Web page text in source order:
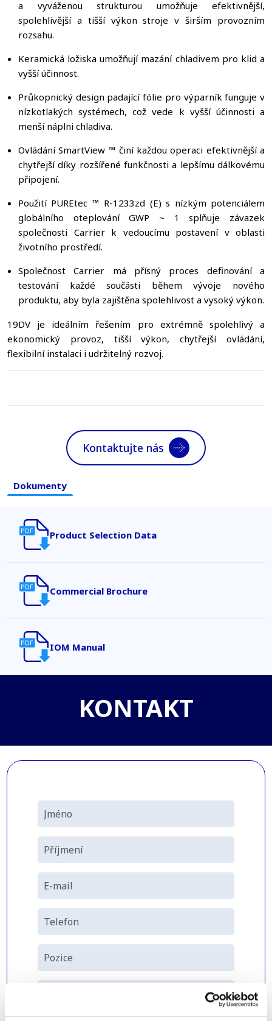
a vyváženou strukturou umožňuje efektivnější,
spolehlivější a tišší výkon stroje v širším provozním
rozsahu.
Keramická ložiska umožňují mazání chladivem pro klid a
vyšší účinnost.
Průkopnický design padající fólie pro výparník funguje v
nízkotlakých systémech, což vede k vyšší účinnosti a
menší náplni chladiva.
Ovládání SmartView ™ činí každou operaci efektivnější a
chytřejší díky rozšířené funkčnosti a lepšímu dálkovému
připojení.
Použití PUREtec ™ R-1233zd (E) s nízkým potenciálem
globálního oteplování GWP ~ 1 splňuje závazek
společnosti Carrier k vedoucímu postavení v oblasti
životního prostředí.
Společnost Carrier má přísný proces definování a
testování každé součásti během vývoje nového
produktu, aby byla zajištěna spolehlivost a vysoký výkon.
19DV je ideálním řešením pro extrémně spolehlivý a
ekonomický provoz, tišší výkon, chytřejší ovládání,
flexibilní instalaci i udržitelný rozvoj.
Kontaktujte nás
Dokumenty
Product Selection Data
Commercial Brochure
IOM Manual
KONTAKT